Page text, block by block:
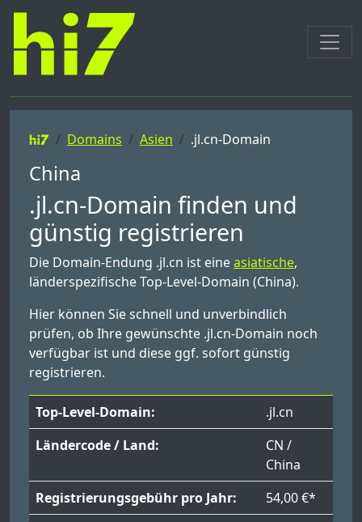
Domains Asien .jl.cn-Domain
China
.jl.cn-Domain finden und
günstig registrieren
Die Domain-Endung .jl.cn ist eineasiatische,
länderspezifische Top-Level-Domain (China).
Hier können Sie schnell und unverbindlich
prüfen, ob Ihre gewünschte .jl.cn-Domain noch
verfügbar ist und diese ggf. sofort günstig
registrieren.
Top-Level-Domain:
.jl.cn
Ländercode / Land:
CN /
China
Registrierungsgebühr pro Jahr:
54,00 €*